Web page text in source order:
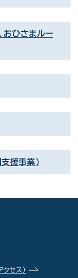
おひさまルー
援事業）
クセス）